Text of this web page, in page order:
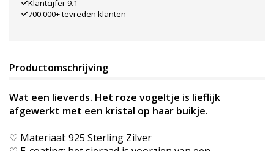
Klantcijfer 9.1
700.000+ tevreden klanten
Productomschrijving
Wat een lieverds. Het roze vogeltje is lieflijk
afgewerkt met een kristal op haar buikje.
♡ Materiaal: 925 Sterling Zilver